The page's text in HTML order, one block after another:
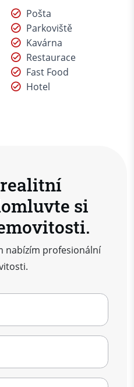
Pošta
Parkoviště
Kavárna
Restaurace
Fast Food
Hotel
si
nabízím profesionální